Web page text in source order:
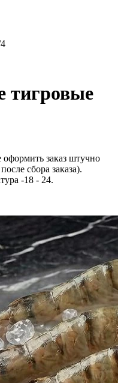
тигровые
заказ штучно
сбора заказа).
-18 - 24.